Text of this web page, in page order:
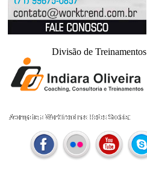
Divisão de Treinamentos